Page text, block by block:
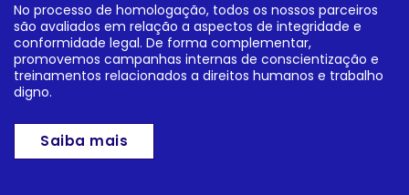
No processo de homologação, todos os nossos parceiros
são avaliados em relação a aspectos de integridade e
conformidade legal. De forma complementar,
promovemos campanhas internas de conscientização e
treinamentos relacionados a direitos humanos e trabalho
digno.
Saiba mais